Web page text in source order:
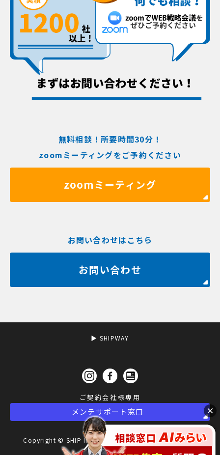
×
無料相談！所要時間30分！
zoomミーティングをご予約ください
zoomミーティング
お問い合わせはこちら
お問い合わせ
▶︎ SHIPWAY
メンテサポート窓口
Copyright © SHIP Inc 2000-2021 All Rights Reserved.